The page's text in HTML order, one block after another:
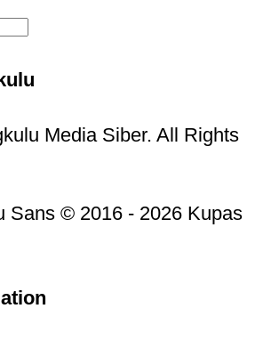
Media Siber. All Rights
Sans © 2016 - 2026 Kupas